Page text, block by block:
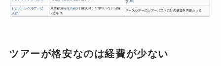
ツアーが格安なのは経費が少ない